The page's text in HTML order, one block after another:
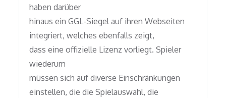
haben darüber
hinaus ein GGL-Siegel auf ihren Webseiten
integriert, welches ebenfalls zeigt,
dass eine offizielle Lizenz vorliegt. Spieler
wiederum
müssen sich auf diverse Einschränkungen
einstellen, die die Spielauswahl, die